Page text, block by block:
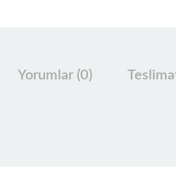
Yorumlar (0)